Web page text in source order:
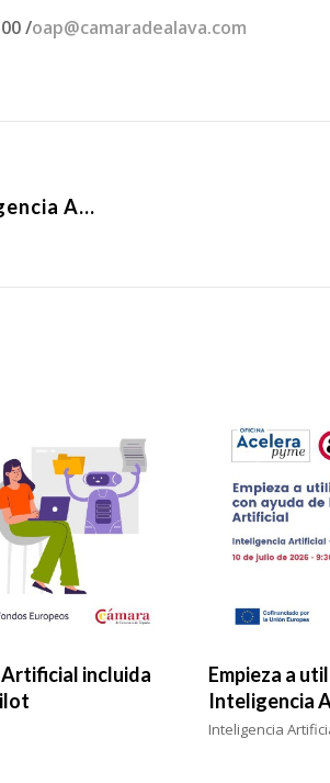
/oap@camaradealava.com
Aprovecha la Inteligencia Artificial incluida en Microsoft 365 con Copilot
incluida
Empieza a
Inteligencia
Inteligencia